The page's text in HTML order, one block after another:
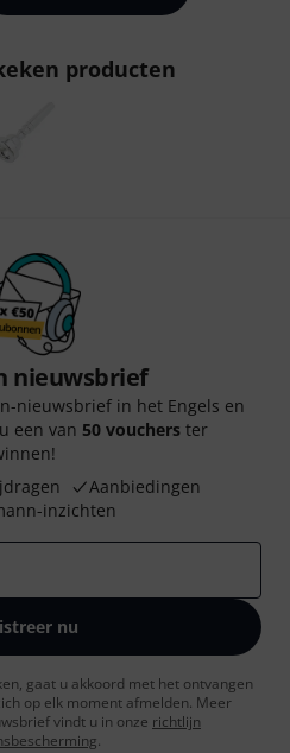
producten
nieuwsbrief
nieuwsbrief in het Engels en
een van 50 vouchers ter
Aanbiedingen
inzichten
nu
gaat u akkoord met het ontvangen
op elk moment afmelden. Meer
vindt u in onze richtlijn
.